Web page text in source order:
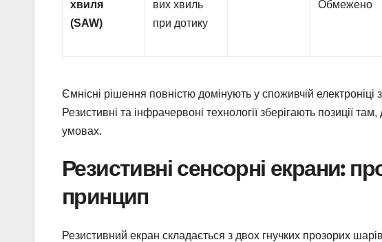
хвиля
(SAW)
вих хвиль
при дотику
Обмежено
Ємнісні рішення повністю домінують у споживчій електроніці
Резистивні та інфрачервоні технології зберігають позиції
умовах.
Резистивні сенсорні екрани:
принцип
Резистивний екран складається з двох гнучких прозорих